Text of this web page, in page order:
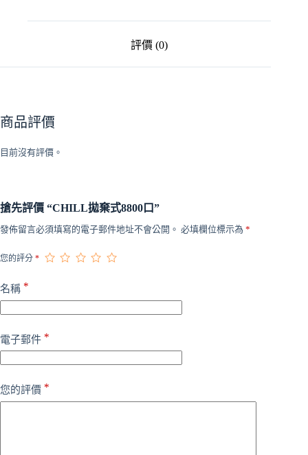
評價 (0)
商品評價
目前沒有評價。
搶先評價 “CHILL拋棄式8800口”
發佈留言必須填寫的電子郵件地址不會公開。 必填欄位標示為 *
您的評分 *
名稱 *
電子郵件 *
您的評價 *